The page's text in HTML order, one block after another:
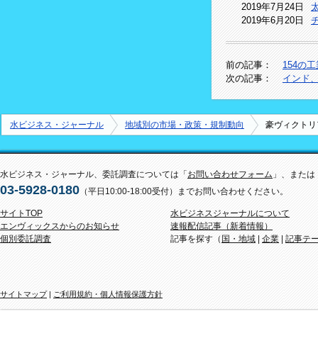
2019年7月24日
2019年6月20日
前の記事：
154の
次の記事：
インド
水ビジネス・ジャーナル 地域別の市場・政策・規制動向 豪ヴィクト
水ビジネス・ジャーナル、委託調査については「お問い合わせフォーム 」、または
03-5928-0180 （平日10:00-18:00受付）までお問い合わせください。
サイトTOP
エンヴィックスからのお知らせ
個別委託調査
水ビジネスジャーナルについて
速報配信記事（新着情報）
記事を探す（ 国・地域 | 企業 | 記事テ
サイトマップ| ご利用規約・個人情報保護方針